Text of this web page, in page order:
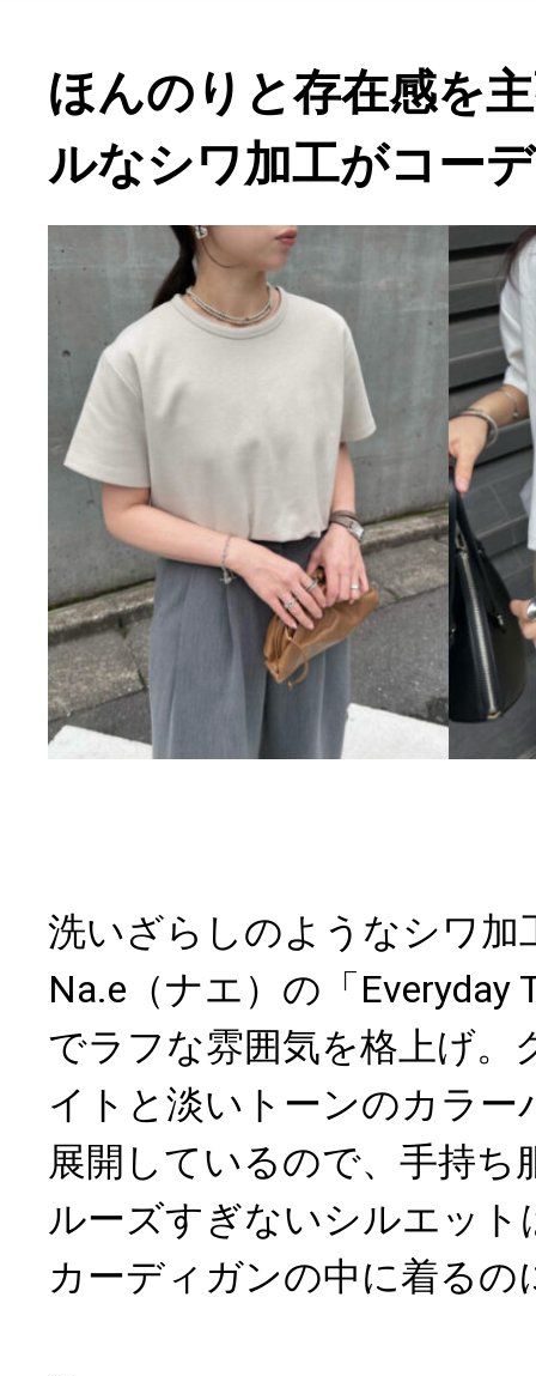
ほんのりと存在感を
ルなシワ加工がコー
洗いざらしのようなシワ加
Na.e（ナエ）の「Everyday
でラフな雰囲気を格上げ。
イトと淡いトーンのカラー
展開しているので、手持ち
ルーズすぎないシルエッ
カーディガンの中に着るの